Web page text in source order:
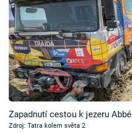
Pořady
TV Program
Časopis
Sledujte prima+
Zapadnutí cestou k jezeru Abbé
Zdroj: Tatra kolem světa 2